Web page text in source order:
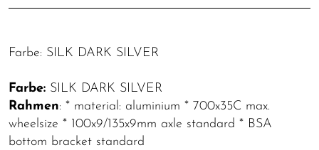
Farbe: SILK DARK SILVER
Farbe: SILK DARK SILVER
Rahmen: * material: aluminium * 700x35C max.
wheelsize * 100x9/135x9mm axle standard * BSA
bottom bracket standard